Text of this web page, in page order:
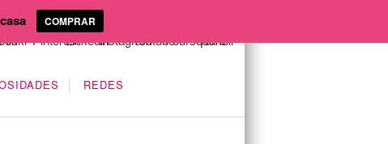
REDES
COMPRAR